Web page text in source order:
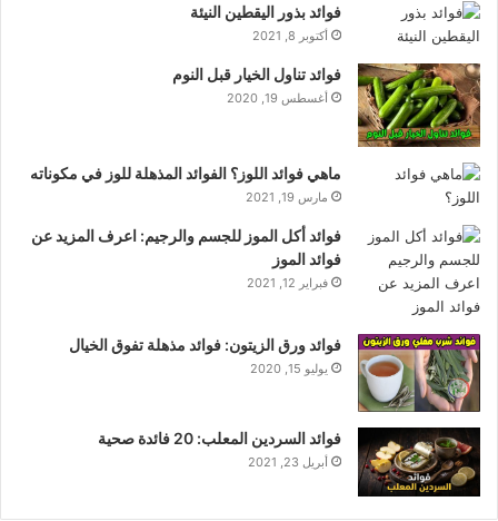
فوائد بذور اليقطين النيئة
أكتوبر 8, 2021
فوائد تناول الخيار قبل النوم
أغسطس 19, 2020
ماهي فوائد اللوز؟ الفوائد المذهلة للوز في مكوناته
مارس 19, 2021
فوائد أكل الموز للجسم والرجيم: اعرف المزيد عن
فوائد الموز
فبراير 12, 2021
فوائد ورق الزيتون: فوائد مذهلة تفوق الخيال
يوليو 15, 2020
فوائد السردين المعلب: 20 فائدة صحية
أبريل 23, 2021